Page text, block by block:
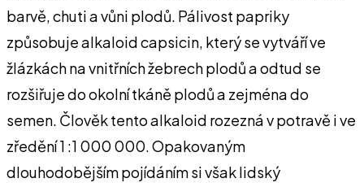
barvě, chuti a vůni plodů. Pálivost papriky
způsobuje alkaloid capsicin, který se vytváří ve
žlázkách na vnitřních žebrech plodů a odtud se
rozšiřuje do okolní tkáně plodů a zejména do
semen. Člověk tento alkaloid rozezná v potravě i ve
zředění 1 :1 000 000. Opakovaným
dlouhodobějším pojídáním si však lidský